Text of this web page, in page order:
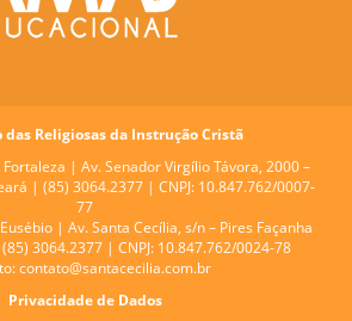
das Religiosas da Instrução Cristã
Fortaleza | Av. Senador Virgílio Távora, 2000 –
| (85) 3064.2377 | CNPJ: 10.847.762/0007-
77
| Av. Santa Cecília, s/n – Pires Façanha
3064.2377 | CNPJ: 10.847.762/0024-78
contato@santacecilia.com.br
Privacidade de Dados